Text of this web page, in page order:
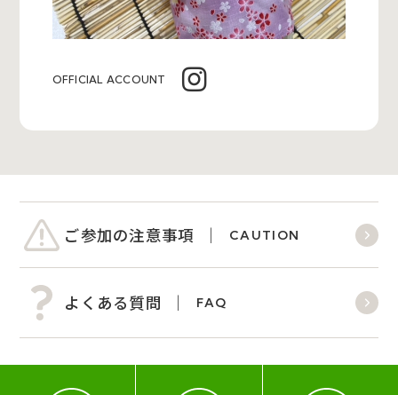
OFFICIAL ACCOUNT
ご参加の注意事項 CAUTION
よくある質問 FAQ